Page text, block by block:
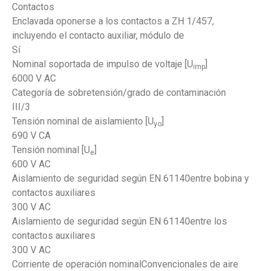
Contactos
Enclavada oponerse a los contactos a ZH 1/457,
incluyendo el contacto auxiliar, módulo de
Sí
Nominal soportada de impulso de voltaje [Uimp
6000 V AC
Categoría de sobretensión/grado de contaminación
III/3
Tensión nominal de aislamiento [Uyo
690 V CA
Tensión nominal [Ue
600 V AC
Aislamiento de seguridad según EN 61140entre bobina y
contactos auxiliares
300 V AC
Aislamiento de seguridad según EN 61140entre los
contactos auxiliares
300 V AC
Corriente de operación nominalConvencionales de aire